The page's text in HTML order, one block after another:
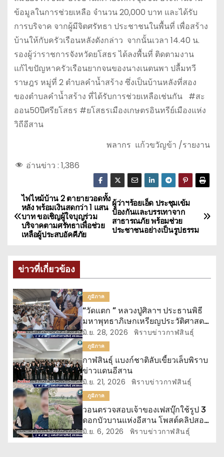
ข้อมูลในการช่วยเหลือ จำนวน 20,000 บาท และได้รับ
การบริจาค จากผู้มีจิตศรัทธา ประชาชนในพื้นที่ เพื่อสร้าง
บ้านให้กับครัวเรือนหลังดังกล่าว จากนั้นเวลา 14.40 น.
รองผู้ว่าราชการจังหวัดยโสธร ได้ลงพื้นที่ ติดตามงาน
แก้ไขปัญหาครัวเรือนยากจนของนางเนตนพา ปลื้มทวี
ราษฎร หมู่ที่ 2 ตำบลคำน้ำสร้าง ซึ่งเป็นบ้านหลังที่สอง
ของตำบลคำน้ำสร้าง ที่ได้รับการช่วยเหลือเช่นกัน #สะ
ออน50ปีศรียโสธร #ยโสธรเมืองเกษตรอินทรีย์เมืองแห่ง
วิถีอีสาน
พลากร แก้วขวัญข้า /รายงาน
อ่านข่าว : 1,386
แ
น
แ
น
ว
เ
รื่
อ
ง
ผู้ว่าฯร้อยเอ็ด ประชุมเข้ม
ป้องกันและบรรเทาจาก
สาธารณภัย พร้อมช่วย
ประชาชนอย่างเป็นรูปธรรม
ไฟไหม้บ้าน 2 ตายายวอดทั้ง
หลัง พร้อมเงินสดกว่า 1 แสน
บาท ขอเชิญผู้ใจบุญร่วม
บริจาคตามศรัทธาเพื่อช่วย
เหลือผู้ประสบอัคคีภัย
ข่าวที่เกี่ยวข้อง
ภูมิภาค
“วัดแตก ” หลวงปู่ศิลาฯ ประธานพิธี
มหาพุทธาภิเษกเหรียญประวัติศาสตร์
“จอมสุรินทร์”
มิ.ย. 28, 2026 พิราบข่าวกาฬสินธุ์
ภูมิภาค
กาฬสินธุ์ แบงก์ชาติลับเขี้ยวเล็บพิราบ
ข่าวแดนอีสาน
มิ.ย. 21, 2026 พิราบข่าวกาฬสินธุ์
ภูมิภาค
วอนตรวจสอบเจ้าของเฟสบุ๊กใช้รูป 3
ดอกบัวบานแห่งอีสาน โพสต์คลิปสอน
ยิงปืน
มิ.ย. 6, 2026 พิราบข่าวกาฬสินธุ์